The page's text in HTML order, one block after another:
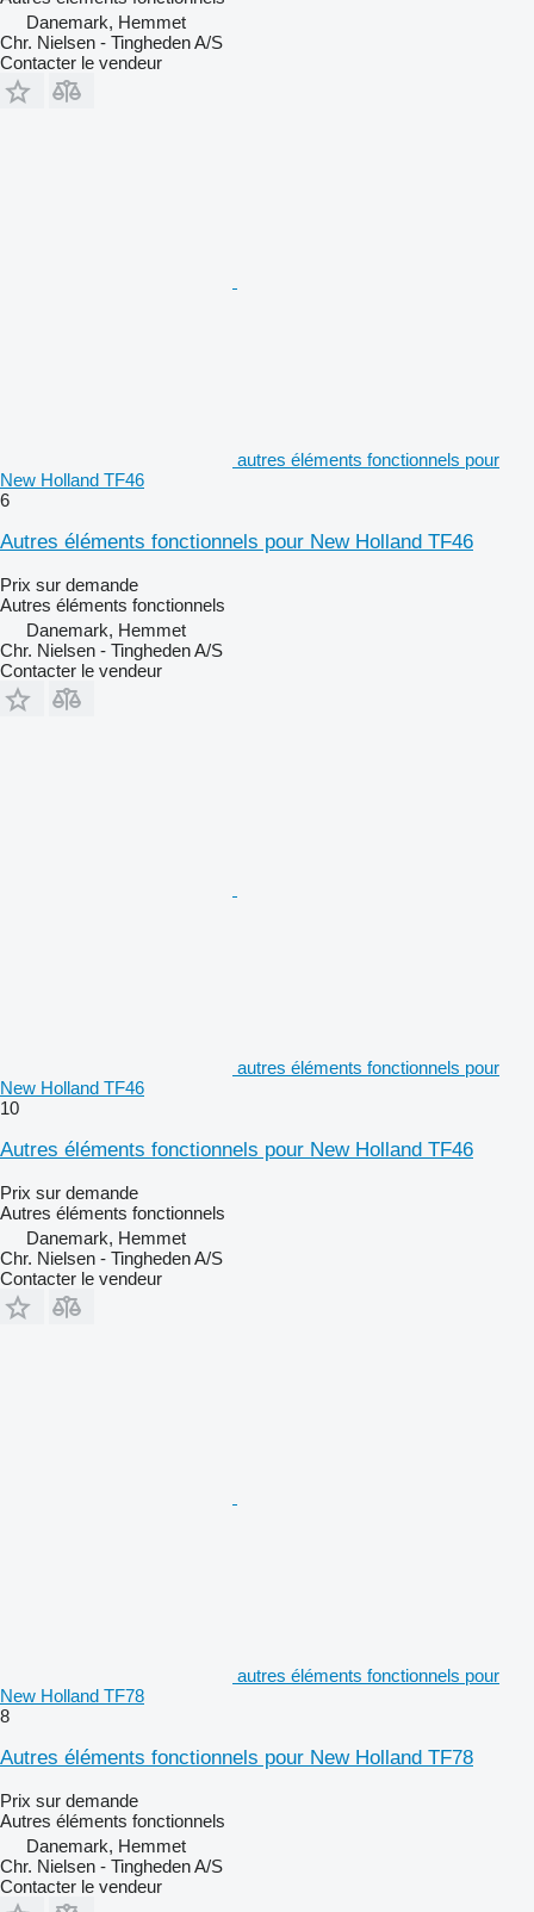
Danemark, Hemmet
Chr. Nielsen - Tingheden A/S
Contacter le vendeur
autres éléments fonctionnels pour
New Holland TF46
6
Autres éléments fonctionnels pour New Holland TF46
Prix sur demande
Autres éléments fonctionnels
Danemark, Hemmet
Chr. Nielsen - Tingheden A/S
Contacter le vendeur
autres éléments fonctionnels pour
New Holland TF46
10
Autres éléments fonctionnels pour New Holland TF46
Prix sur demande
Autres éléments fonctionnels
Danemark, Hemmet
Chr. Nielsen - Tingheden A/S
Contacter le vendeur
autres éléments fonctionnels pour
New Holland TF78
8
Autres éléments fonctionnels pour New Holland TF78
Prix sur demande
Autres éléments fonctionnels
Danemark, Hemmet
Chr. Nielsen - Tingheden A/S
Contacter le vendeur